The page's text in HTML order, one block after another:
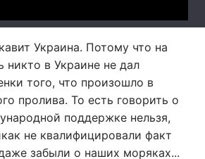
Украина. Потому что на
никто в Украине не дал
того, что произошло в
пролива. То есть говорить о
поддержке нельзя,
не квалифицировали факт
забыли о наших моряках...